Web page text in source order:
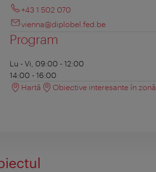
+43 1 502 070
vienna@diplobel.fed.be
Program
Lu - Vi, 09:00 - 12:00
14:00 - 16:00
Hartă
Obiective interesante în zonă